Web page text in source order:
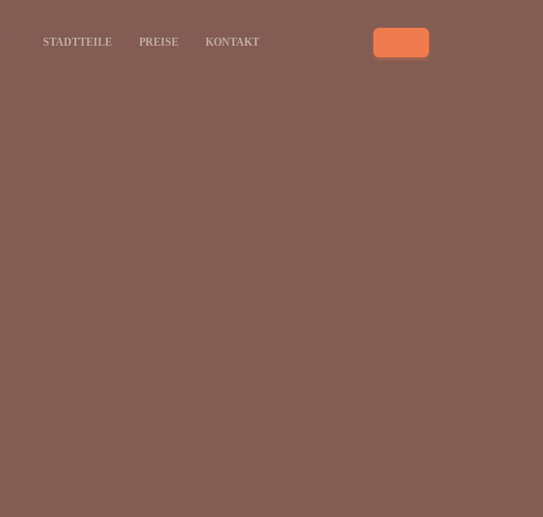
STADTTEILE PREISE KONTAKT